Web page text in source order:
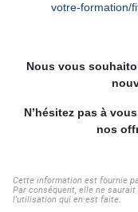
votre-formation/
Nous vous
N’hésitez pas à
nos
Cette information est fournie
Par conséquent, elle ne
l'utilisation qui en est faite.